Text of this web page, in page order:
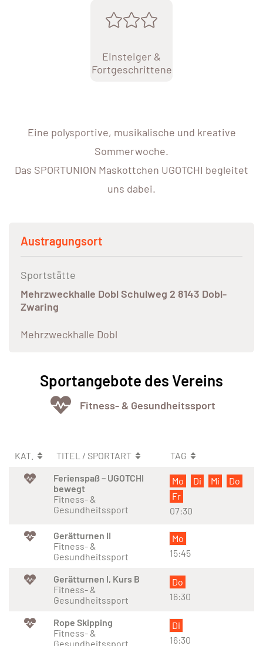
Einsteiger &
Fortgeschrittene
Eine polysportive, musikalische und kreative
Sommerwoche.
Das SPORTUNION Maskottchen UGOTCHI begleitet
uns dabei.
Austragungsort
Sportstätte
Mehrzweckhalle Dobl Schulweg 2 8143 Dobl-
Zwaring
Mehrzweckhalle Dobl
Sportangebote des Vereins
Fitness- & Gesundheitssport
KAT. TITEL / SPORTART
TAG
Ferienspaß – UGOTCHI
bewegt
Fitness- &
Gesundheitssport
Mo Di Mi
Do
Fr
07:30
Gerätturnen II
Fitness- &
Gesundheitssport
Mo
15:45
Gerätturnen I, Kurs B
Fitness- &
Gesundheitssport
Do
16:30
Rope Skipping
Fitness- &
Gesundheitssport
Di
16:30